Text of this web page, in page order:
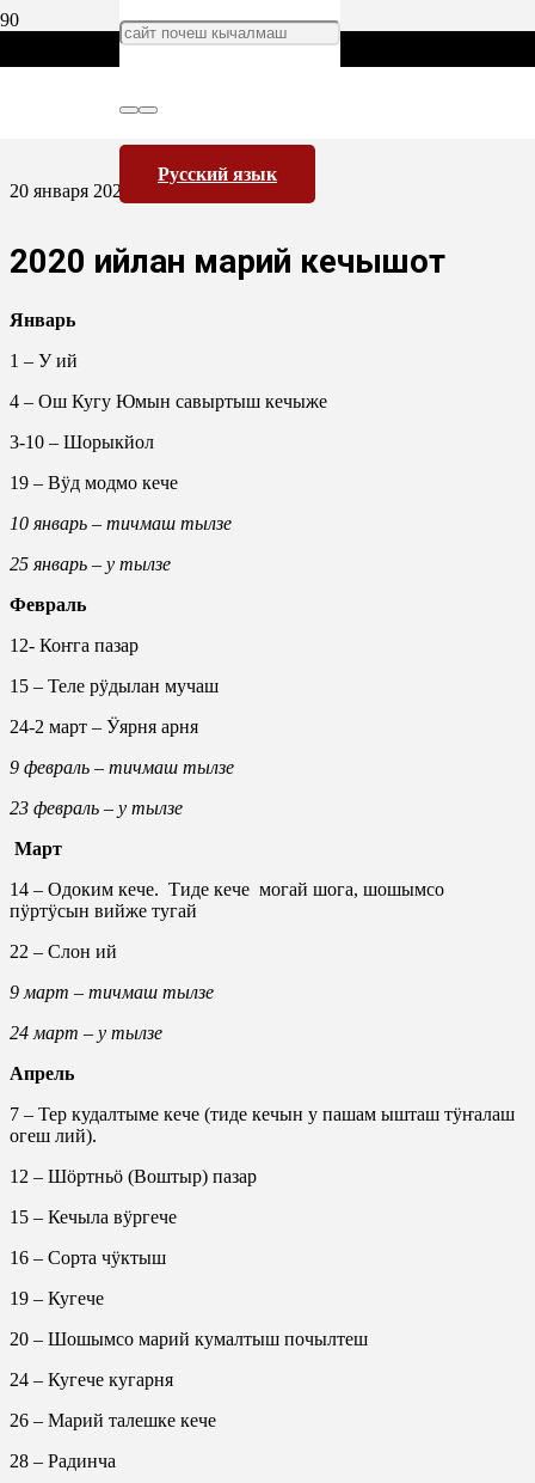
Русский язык
20 января 2020
2020 ийлан марий кечышот
Январь
1 – У ий
4 – Ош Кугу Юмын савыртыш кечыже
3-10 – Шорыкйол
19 – Вӱд модмо кече
10 январь – тичмаш тылзе
25 январь – у тылзе
Февраль
12- Коҥга пазар
15 – Теле рӱдылан мучаш
24-2 март – Ӱярня арня
9 февраль – тичмаш тылзе
23 февраль – у тылзе
Март
14 – Одоким кече. Тиде кече могай шога, шошымсо
пӱртӱсын вийже тугай
22 – Слон ий
9 март – тичмаш тылзе
24 март – у тылзе
Апрель
7 – Тер кудалтыме кече (тиде кечын у пашам ышташ тӱҥалаш
огеш лий).
12 – Шӧртньӧ (Воштыр) пазар
15 – Кечыла вӱргече
16 – Сорта чӱктыш
19 – Кугече
20 – Шошымсо марий кумалтыш почылтеш
24 – Кугече кугарня
26 – Марий талешке кече
28 – Радинча